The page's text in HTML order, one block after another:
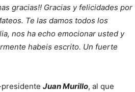
gracias!! Gracias y felicidades por
Te las damos todos los
nos ha echo emocionar usted y
habeis escrito. Un fuerte
Juan Murillo, al que